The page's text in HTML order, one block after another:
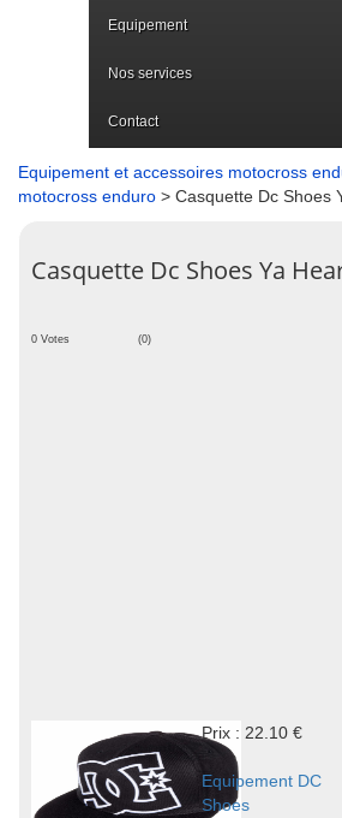
Equipement
Nos services
Contact
Equipement et accessoires motocross
motocross enduro > Casquette Dc Shoes
Casquette Dc Shoes Ya
0 Votes (0)
Prix : 22.10 €
Equipement DC
Shoes